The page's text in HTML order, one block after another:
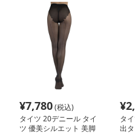
¥7,780(税込)
タイツ 20デニール タイ
ツ 優美シルエット 美脚
¥
タ
出